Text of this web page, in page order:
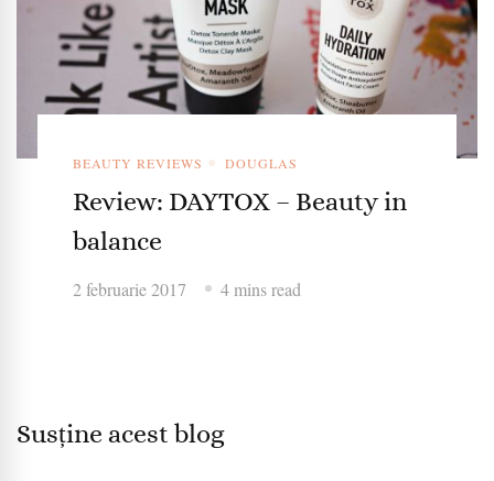
BEAUTY REVIEWS DOUGLAS
Review: DAYTOX – Beauty in
balance
2 februarie 2017 4 mins read
Susține acest blog